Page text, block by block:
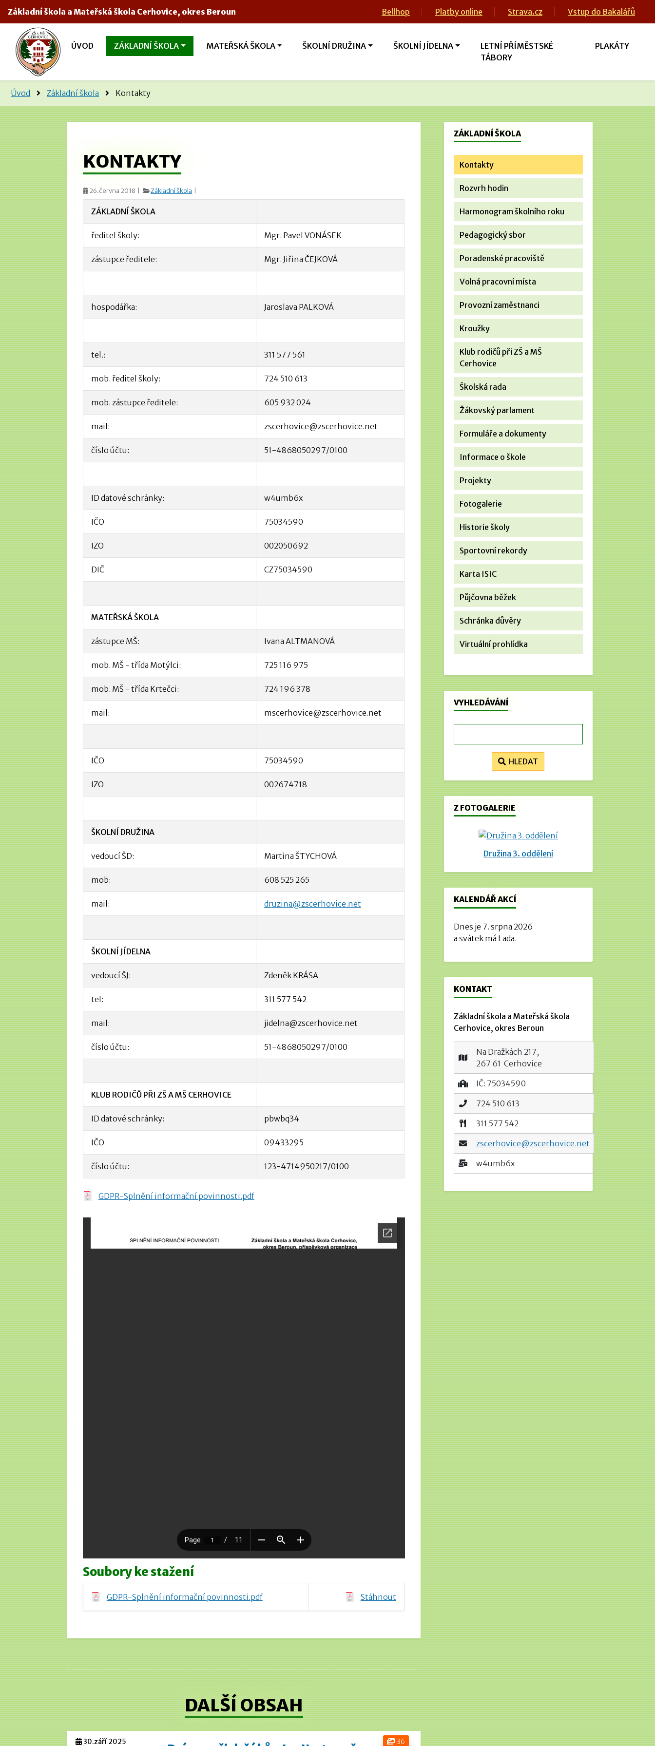
Základní škola a Mateřská škola Cerhovice, okres Beroun Bellhop Platby online Strava.cz Vstup do Bakalářů
ÚVOD ZÁKLADNÍ ŠKOLA MATEŘSKÁ ŠKOLA ŠKOLNÍ DRUŽINA ŠKOLNÍ JÍDELNA
LETNÍ PŘÍMĚSTSKÉ
TÁBORY
PLAKÁTY
Úvod Základní škola Kontakty
KONTAKTY
26.června 2018 | Základní škola
ZÁKLADNÍ ŠKOLA
ředitel školy: Mgr. Pavel VONÁSEK
zástupce ředitele: Mgr. Jiřina ČEJKOVÁ
hospodářka: Jaroslava PALKOVÁ
tel.: 311 577 561
mob. ředitel školy: 724 510 613
mob. zástupce ředitele: 605 932 024
mail: zscerhovice@zscerhovice.net
číslo účtu: 51-4868050297/0100
ID datové schránky: w4umb6x
IČO 75034590
IZO 002050692
DIČ CZ75034590
MATEŘSKÁ ŠKOLA
zástupce MŠ: Ivana ALTMANOVÁ
mob. MŠ - třída Motýlci: 725 116 975
mob. MŠ - třída Krtečci: 724 196 378
mail: mscerhovice@zscerhovice.net
IČO 75034590
IZO 002674718
ŠKOLNÍ DRUŽINA
vedoucí ŠD: Martina ŠTYCHOVÁ
mob: 608 525 265
mail: druzina@zscerhovice.net
ŠKOLNÍ JÍDELNA
vedoucí ŠJ: Zdeněk KRÁSA
tel: 311 577 542
mail: jidelna@zscerhovice.net
číslo účtu: 51-4868050297/0100
KLUB RODIČŮ PŘI ZŠ A MŠ CERHOVICE
ID datové schránky: pbwbq34
IČO 09433295
číslo účtu: 123-4714950217/0100
GDPR-Splnění informační povinnosti.pdf
Soubory ke stažení
GDPR-Splnění informační povinnosti.pdf Stáhnout
DALŠÍ OBSAH
36
30.září 2025
ZÁKLADNÍ ŠKOLA
Kontakty
Rozvrh hodin
Harmonogram školního roku
Pedagogický sbor
Poradenské pracoviště
Volná pracovní místa
Provozní zaměstnanci
Kroužky
Klub rodičů při ZŠ a MŠ
Cerhovice
Školská rada
Žákovský parlament
Formuláře a dokumenty
Informace o škole
Projekty
Fotogalerie
Historie školy
Sportovní rekordy
Karta ISIC
Půjčovna běžek
Schránka důvěry
Virtuální prohlídka
VYHLEDÁVÁNÍ
HLEDAT
Z FOTOGALERIE
Družina 3. oddělení
KALENDÁŘ AKCÍ
Dnes je 7. srpna 2026
a svátek má Lada.
KONTAKT
Základní škola a Mateřská škola
Cerhovice, okres Beroun
Na Dražkách 217,
267 61 Cerhovice
IČ: 75034590
724 510 613
311 577 542
zscerhovice@zscerhovice.net
w4umb6x